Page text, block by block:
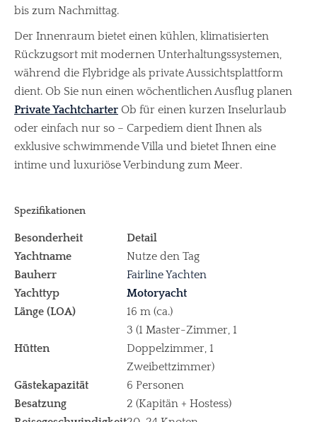
bis zum Nachmittag.
Der Innenraum bietet einen kühlen, klimatisierten
Rückzugsort mit modernen Unterhaltungssystemen,
während die Flybridge als private Aussichtsplattform
dient. Ob Sie nun einen wöchentlichen Ausflug planen
Private Yachtcharter Ob für einen kurzen Inselurlaub
oder einfach nur so – Carpediem dient Ihnen als
exklusive schwimmende Villa und bietet Ihnen eine
intime und luxuriöse Verbindung zum Meer.
Spezifikationen
Besonderheit
Detail
Yachtname
Nutze den Tag
Bauherr
Fairline Yachten
Yachttyp
Motoryacht
Länge (LOA)
16 m (ca.)
Hütten
3 (1 Master-Zimmer, 1
Doppelzimmer, 1
Zweibettzimmer)
Gästekapazität
6 Personen
Besatzung
2 (Kapitän + Hostess)